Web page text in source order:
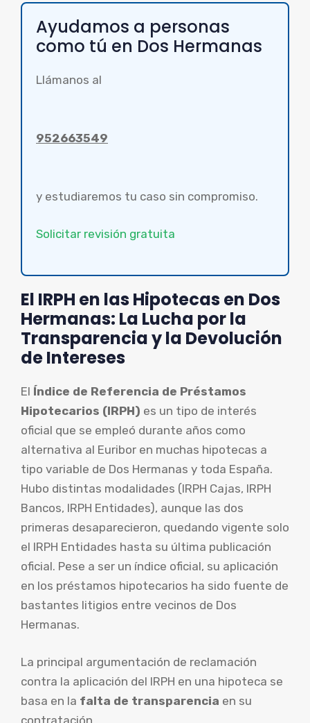
Ayudamos a personas
como tú en Dos Hermanas
Llámanos al
952663549
y estudiaremos tu caso sin compromiso.
Solicitar revisión gratuita
El IRPH en las Hipotecas en Dos
Hermanas: La Lucha por la
Transparencia y la Devolución
de Intereses
El Índice de Referencia de Préstamos
Hipotecarios (IRPH) es un tipo de interés
oficial que se empleó durante años como
alternativa al Euribor en muchas hipotecas a
tipo variable de Dos Hermanas y toda España.
Hubo distintas modalidades (IRPH Cajas, IRPH
Bancos, IRPH Entidades), aunque las dos
primeras desaparecieron, quedando vigente solo
el IRPH Entidades hasta su última publicación
oficial. Pese a ser un índice oficial, su aplicación
en los préstamos hipotecarios ha sido fuente de
bastantes litigios entre vecinos de Dos
Hermanas.
La principal argumentación de reclamación
contra la aplicación del IRPH en una hipoteca se
basa en la falta de transparencia en su
contratación.